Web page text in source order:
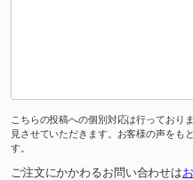
こちらの投稿への個別対応は行っており
見させていただきます。お客様の声をも
す。
ご注文にかかわるお問い合わせは